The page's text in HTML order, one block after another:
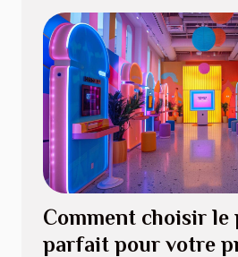
Comment choisir le
parfait pour votre